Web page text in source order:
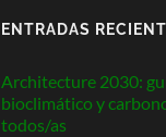
ENTRADAS
Architecture 2030:
bioclimático y
todos/as